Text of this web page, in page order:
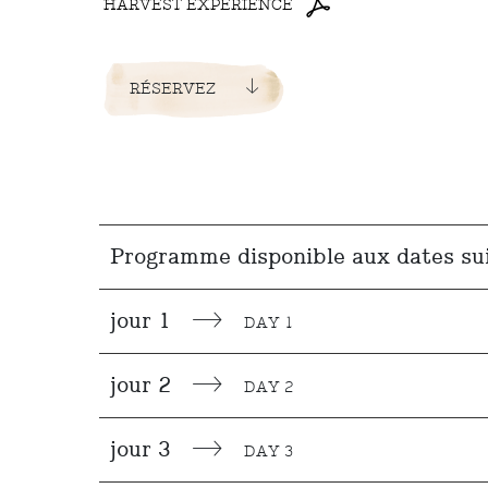
HARVEST EXPERIENCE
RÉSERVEZ
Programme disponible aux dates
jour 1 DAY 1
jour 2 DAY 2
jour 3 DAY 3